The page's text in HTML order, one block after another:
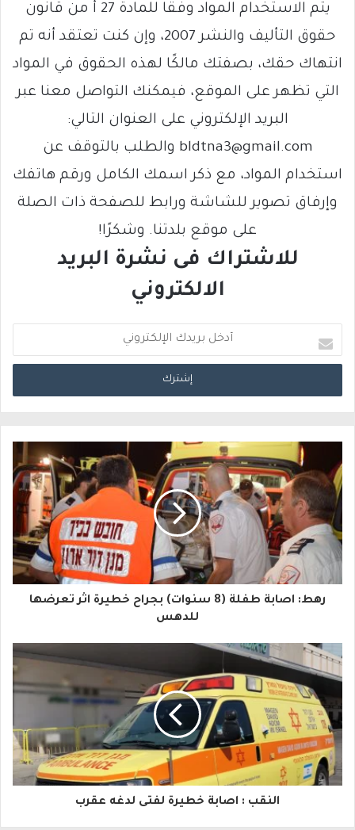
يتم الاستخدام المواد وفقًا للمادة 27 أ من قانون
حقوق التأليف والنشر 2007، وإن كنت تعتقد أنه تم
انتهاك حقك، بصفتك مالكًا لهذه الحقوق في المواد
التي تظهر على الموقع، فيمكنك التواصل معنا عبر
البريد الإلكتروني على العنوان التالي:
bldtna3@gmail.com والطلب بالتوقف عن
استخدام المواد، مع ذكر اسمك الكامل ورقم هاتفك
وإرفاق تصوير للشاشة ورابط للصفحة ذات الصلة
على موقع بلدتنا. وشكرًا!
للاشتراك فى نشرة البريد
الالكتروني
د
خ
ر
ي
د
ك
ا
إ
ل
ك
ت
و
رهط: اصابة طفلة (8 سنوات) بجراح خطيرة اثر تعرضها
للدهس
النقب : اصابة خطيرة لفتى لدغه عقرب